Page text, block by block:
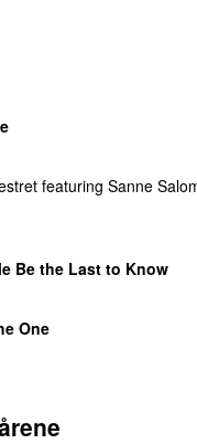
Man in You
without intro)
featuring Sanne
Be the Last to Know
One